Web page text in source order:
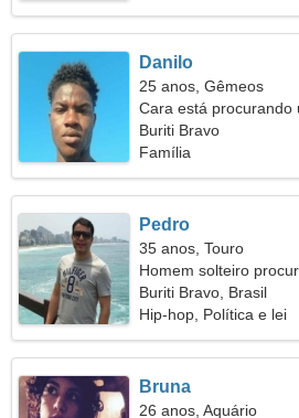
Danilo
25 anos, Gêmeos
Cara está
Buriti Bravo
Família
Pedro
35 anos, Touro
Homem solteiro
Buriti Bravo, Brasil
Hip-hop, Política e lei
Bruna
26 anos, Aquário